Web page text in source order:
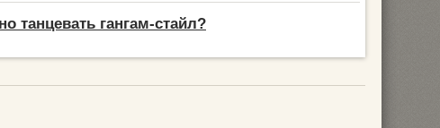
танцевать гангам-стайл?